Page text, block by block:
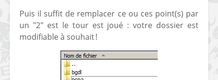
Puis il suffit de remplacer ce ou ces point(s) par
un "2" est le tour est joué : votre dossier est
modifiable à souhait !
nouveaux projets